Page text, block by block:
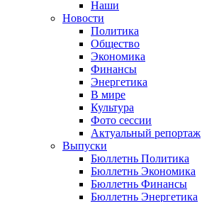
Наши
Новости
Политика
Общество
Экономика
Финансы
Энергетика
В мире
Культура
Фото сессии
Актуальный репортаж
Выпуски
Бюллетнь Политика
Бюллетнь Экономика
Бюллетнь Финансы
Бюллетнь Энергетика